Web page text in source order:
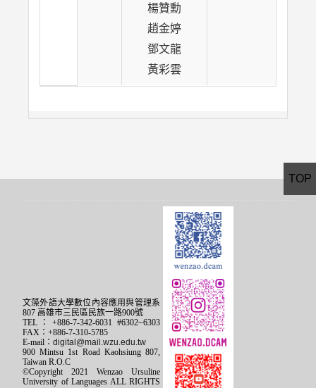
楊贊勳
趙金婷
鄧文龍
黃彩雲
文藻外語大學數位內容應用與管理系
807 高雄市三民區民族一路900號
TEL：+886-7-342-6031 #6302~6303
FAX：+886-7-310-5785
E-mail： digital@mail.wzu.edu.tw
900 Mintsu 1st Road Kaohsiung 807,
Taiwan R.O.C
©Copyright 2021 Wenzao Ursuline
University of Languages ALL RIGHTS
TOP